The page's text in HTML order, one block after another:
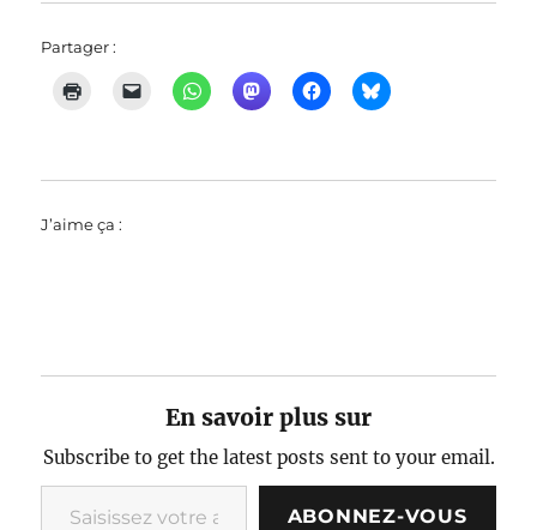
Partager :
J’aime ça :
En savoir plus sur
Subscribe to get the latest posts sent to your email.
Saisissez votre adresse e-mail…
ABONNEZ-VOUS